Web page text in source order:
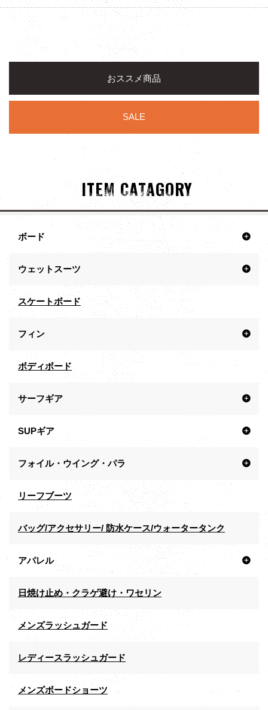
おススメ商品
SALE
ITEM CATAGORY
ボード
ウェットスーツ
スケートボード
フィン
ボディボード
サーフギア
SUPギア
フォイル・ウイング・パラ
リーフブーツ
バッグ/アクセサリー/ 防水ケース/ウォータータンク
アパレル
日焼け止め・クラゲ避け・ワセリン
メンズラッシュガード
レディースラッシュガード
メンズボードショーツ